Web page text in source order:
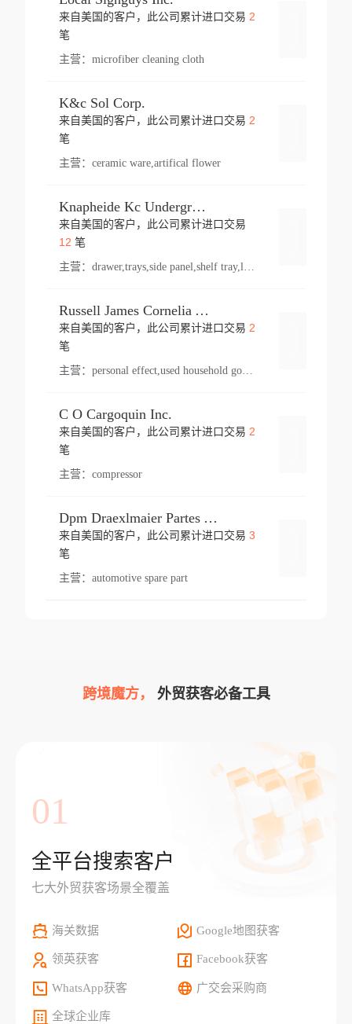
来自美国的客户，此公司累计进口交易 2
笔
主营： microfiber cleaning cloth
K&c Sol Corp.
来自美国的客户，此公司累计进口交易 2
笔
主营： ceramic ware,artifical flower
Knapheide Kc Underground
来自美国的客户，此公司累计进口交易
12 笔
主营：
Russell James Cornelia Arlington Va
来自美国的客户，此公司累计进口交易 2
笔
主营： personal effect,used household goods
C O Cargoquin Inc.
来自美国的客户，此公司累计进口交易 2
笔
主营： compressor
Dpm Draexlmaier Partes Automotrices Corr Ind Huejotzingo
来自美国的客户，此公司累计进口交易 3
笔
主营： automotive spare part
跨境魔方， 外贸获客必备工具
01
全平台搜索客户
七大外贸获客场景全覆盖
海关数据 Google地图获客
领英获客 Facebook获客
WhatsApp获客 广交会采购商
全球企业库